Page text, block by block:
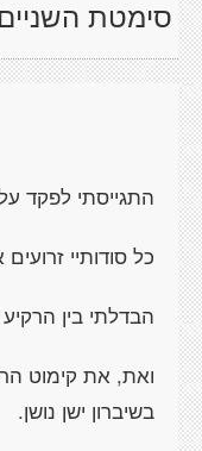
סימטת השניים 23
התגייסתי לפקד
כל סודותיי
הבדלתי בין
ואת, את קימוט
בשיברון ישן נושן.